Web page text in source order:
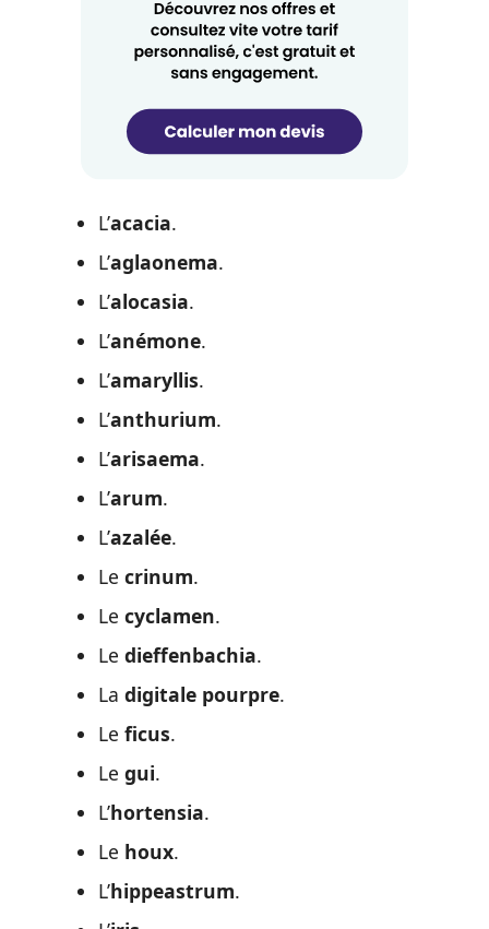
L’acacia.
L’aglaonema.
L’alocasia.
L’anémone.
L’amaryllis.
L’anthurium.
L’arisaema.
L’arum.
L’azalée.
Le crinum.
Le cyclamen.
Le dieffenbachia.
La digitale pourpre.
Le ficus.
Le gui.
L’hortensia.
Le houx.
L’hippeastrum.